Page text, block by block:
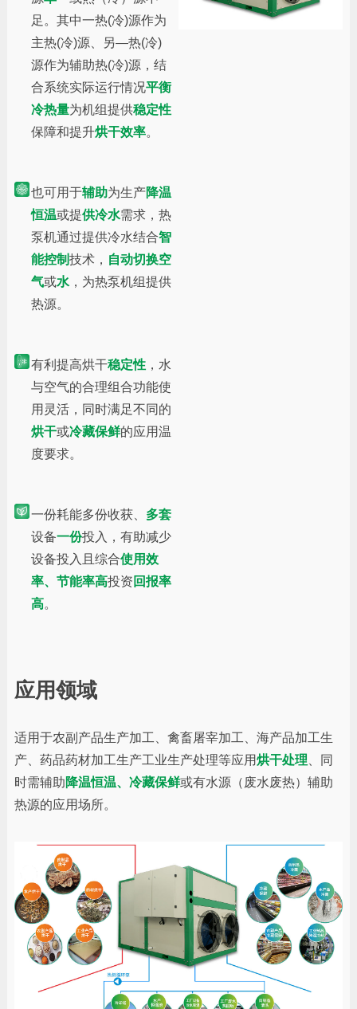
足。其中一热(冷)源作为
主热(冷)源、另—热(冷)
源作为辅助热(冷)源，结
合系统实际运行情况平衡
冷热量为机组提供稳定性
保障和提升烘干效率。
也可用于辅助为生产降温
恒温或提供冷水需求，热
泵机通过提供冷水结合智
能控制技术， 自动切换空
气或水 ，为热泵机组提供
热源。
有利提高烘干稳定性 ，水
与空气的合理组合功能使
用灵活，同时满足不同的
烘干或冷藏保鲜的应用温
度要求。
一份耗能多份收获、 多套
设备一份投入，有助减少
设备投入且综合使用效
率、节能率高投资 回报率
高。
应用领域
适用于农副产品生产加工、禽畜屠宰加工、海产品加工生
产、药品药材加工生产工业生产处理等应用烘干处理 、同
时需辅助降温恒温、冷藏保鲜或有水源（废水废热）辅助
热源的应用场所。